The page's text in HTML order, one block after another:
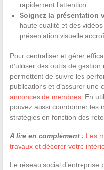
rapidement l’attention.
Soignez la présentation
haute qualité et des
présentation visuelle
Pour centraliser et gérer
d’utiliser des outils de
permettent de suivre les
publications et d’assurer une
annonces de membres. En
pouvez aussi coordonner les
stratégies en fonction des
A lire en complément : Les
travaux et décorer votre
Le réseau social d’entreprise